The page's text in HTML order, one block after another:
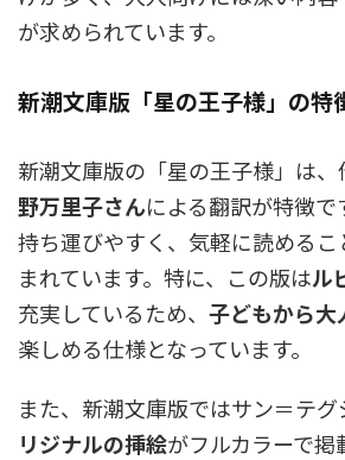
が求められています。
新潮文庫版「星の王子様」の特
新潮文庫版の「星の王子様」は
野万里子さんによる翻訳が特徴
持ち運びやすく、気軽に読める
まれています。特に、この版はル
充実しているため、 子どもから大
楽しめる仕様となっています。
また、新潮文庫版ではサン＝テグ
リジナルの挿絵がフルカラーで掲